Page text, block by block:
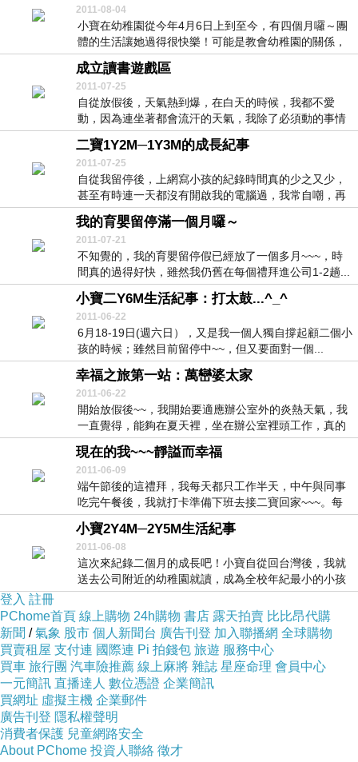
2011-08-04
小寶在幼稚園從今年4月6日上到至今，有四個月囉～團
體的生活讓她過得很快樂！可能是教會幼稚園的關係，
可...
成立讀書遊戲區
2011-07-25
自從放假後，天氣熱到爆，在白天的時候，我都不愛
動，因為連坐著都會流汗的天氣，我除了必須動的事情
外（像...
二寶1Y2M─1Y3M的成長紀事
2011-07-25
自從我留停後，上網寫小孩的紀錄時間真的少之又少，
甚至有時連一天都沒有開啟我的電腦過，我常自嘲，再
這樣...
我的育嬰留停滿一個月囉～
2011-07-21
不知覺的，我的育嬰留停假已經放了一個多月~~~，時
間真的過得好快，雖然我仍舊在每個禮拜進公司1-2趟...
小寶二Y6M生活紀事：打太鼓...^_^
2011-06-22
6月18-19日(週六日），又是我一個人獨自撐起顧二個小
孩的時候；雖然目前留停中~~，但又要面對一個...
幸福之旅第一站：萬巒婆太家
2011-06-22
開始放假後~~，我開始要適應辦公室外的炎熱天氣，我
一直覺得，能夠在夏天裡，坐在辦公室裡頭工作，真的
是...
現在的我~~~靜謚而幸福
2011-06-09
端午節後的這禮拜，我每天都只工作半天，中午與同事
吃完午餐後，我就打卡準備下班去接二寶回家~~~。每
天...
小寶2Y4M─2Y5M生活紀事
2011-06-08
這次來紀錄二個月的成長吧！小寶自從回台灣後，我就
送去公司附近的幼稚園就讀，成為全校年紀最小的小孩
~~...
登入 註冊
PChome首頁 線上購物 24h購物 書店 露天拍賣 比比昂代購
新聞 /氣象 股市 個人新聞台 廣告刊登 加入聯播網 全球購物
買賣租屋 支付連 國際連 Pi 拍錢包 旅遊 服務中心
買車 旅行團 汽車險推薦 線上麻將 雜誌 星座命理 會員中心
一元簡訊 直播達人 數位憑證 企業簡訊
買網址 虛擬主機 企業郵件
廣告刊登 隱私權聲明
消費者保護 兒童網路安全
About PChome 投資人聯絡 徵才